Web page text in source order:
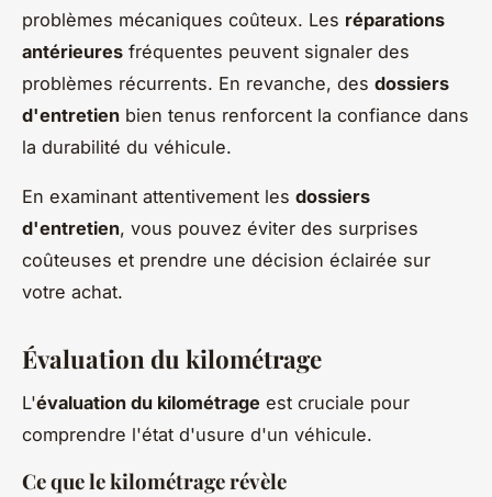
problèmes mécaniques coûteux. Les réparations
antérieures fréquentes peuvent signaler des
problèmes récurrents. En revanche, des dossiers
d'entretien bien tenus renforcent la confiance dans
la durabilité du véhicule.
En examinant attentivement les dossiers
d'entretien, vous pouvez éviter des surprises
coûteuses et prendre une décision éclairée sur
votre achat.
Évaluation du kilométrage
L'évaluation du kilométrage est cruciale pour
comprendre l'état d'usure d'un véhicule.
Ce que le kilométrage révèle